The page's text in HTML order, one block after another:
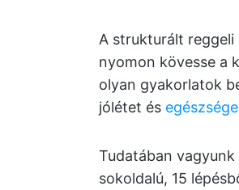
A strukturált
nyomon kövesse a
olyan gyakorlatok
jólétet és
Tudatában
sokoldalú, 15